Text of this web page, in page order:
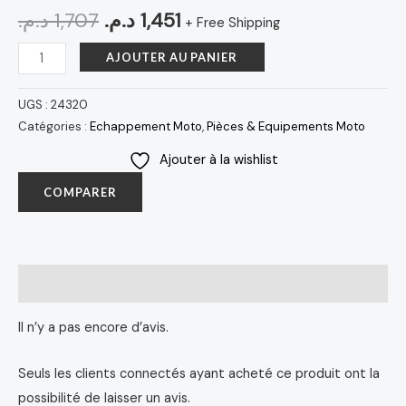
1,707 د.م. 1,451 د.م. + Free Shipping
AJOUTER AU PANIER
UGS : 24320
Catégories : Echappement Moto,Pièces & Equipements Moto
Ajouter à la wishlist
COMPARER
Il n’y a pas encore d’avis.
Seuls les clients connectés ayant acheté ce produit ont la
possibilité de laisser un avis.